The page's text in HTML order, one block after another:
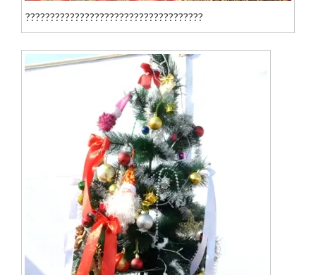
????????????????????????????????????